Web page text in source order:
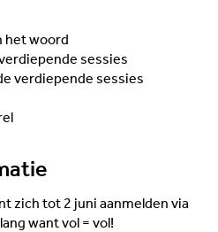
het woord
sessies
verdiepende sessies
zich tot 2 juni aanmelden via
want vol = vol!